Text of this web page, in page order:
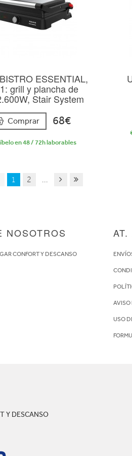
ESSENTIAL,
grill y plancha de
Stair System
Comprar 68€
en 48 / 72h laborables
1 2
NOSOTROS
CONFORT Y DESCANSO
AVISO
USO
Y DESCANSO